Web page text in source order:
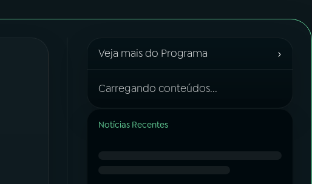
Veja mais do Programa ›
Carregando conteúdos...
Notícias Recentes